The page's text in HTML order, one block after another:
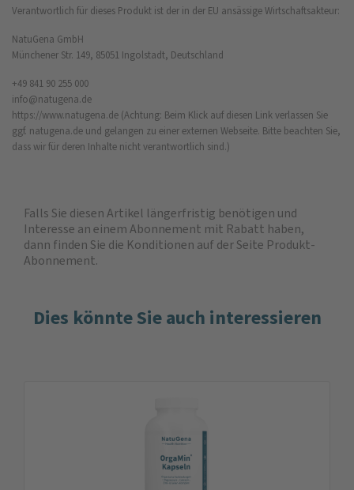
Verantwortlich für dieses Produkt ist der in der EU ansässige Wirtschaftsakteur:
NatuGena GmbH
Münchener Str. 149, 85051 Ingolstadt, Deutschland
+49 841 90 255 000
info@natugena.de
https://www.natugena.de (Achtung: Beim Klick auf diesen Link verlassen Sie
ggf. natugena.de und gelangen zu einer externen Webseite. Bitte beachten Sie,
dass wir für deren Inhalte nicht verantwortlich sind.)
Falls Sie diesen Artikel längerfristig benötigen und
Interesse an einem Abonnement mit Rabatt haben,
dann finden Sie die Konditionen auf der Seite Produkt-
Abonnement.
Dies könnte Sie auch interessieren